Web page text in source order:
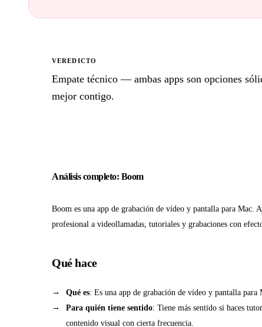
VEREDICTO
Empate técnico — ambas apps son opciones
mejor contigo.
Análisis completo: Boom
Boom es una app de grabación de vídeo y pantalla para Mac.
profesional a videollamadas, tutoriales y grabaciones con
Qué hace
Qué es: Es una app de grabación de vídeo y pantalla para
Para quién tiene sentido: Tiene más sentido si haces
contenido visual con cierta frecuencia.